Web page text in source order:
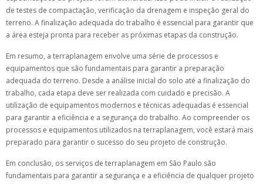
de testes de compactação, verificação da drenagem e inspeção geral do
terreno. A finalização adequada do trabalho é essencial para garantir que
a área esteja pronta para receber as próximas etapas da construção.
Em resumo, a terraplanagem envolve uma série de processos e
equipamentos que são fundamentais para garantir a preparação
adequada do terreno. Desde a análise inicial do solo até a finalização do
trabalho, cada etapa deve ser realizada com cuidado e precisão. A
utilização de equipamentos modernos e técnicas adequadas é essencial
para garantir a eficiência e a segurança do trabalho. Ao compreender os
processos e equipamentos utilizados na terraplanagem, você estará mais
preparado para garantir o sucesso do seu projeto de construção.
Em conclusão, os serviços de terraplanagem em São Paulo são
fundamentais para garantir a segurança e a eficiência de qualquer projeto